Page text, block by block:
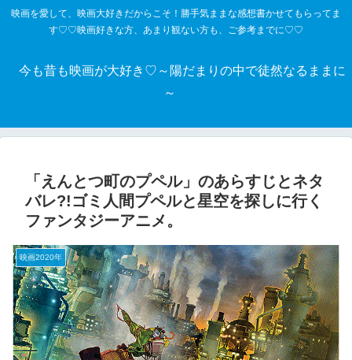
映画を愛して、映画大好きだからこそ！勝手気ままな感想書かせてもらってま
す♡♡映画好きな方、あまり観ない方も、ご参考までに♡♡
今も昔も映画が大好き♡～陽だまりの中で徒然なるままに
～
「えんとつ町のプペル」のあらすじとネタ
バレ?!ゴミ人間プペルと星空を探しに行く
ファンタジーアニメ。
映画2020年